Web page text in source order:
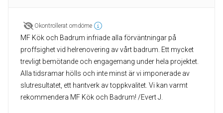
Okontrollerat omdöme
MF Kök och Badrum infriade alla förväntningar på
proffsighet vid helrenovering av vårt badrum. Ett mycket
trevligt bemötande och engagemang under hela projektet.
Alla tidsramar hölls och inte minst är vi imponerade av
slutresultatet, ett hantverk av toppkvalitet. Vi kan varmt
rekommendera MF Kök och Badrum! /Evert J.